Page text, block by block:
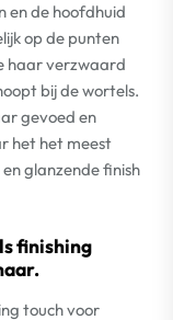
en de hoofdhuid
op de punten
haar verzwaard
bij de wortels.
gevoed en
het het meest
glanzende finish
finishing
touch voor